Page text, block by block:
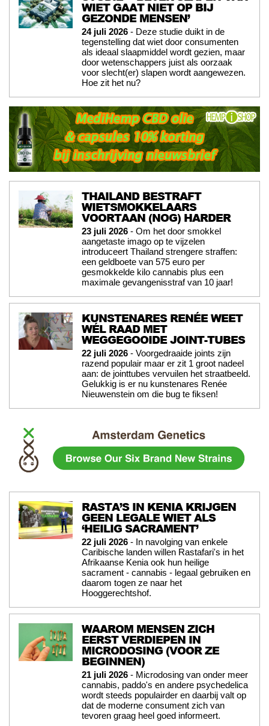
WIET GAAT NIET OP BIJ
GEZONDE MENSEN’
24 juli 2026 - Deze studie duikt in de
tegenstelling dat wiet door consumenten
als ideaal slaapmiddel wordt gezien, maar
door wetenschappers juist als oorzaak
voor slecht(er) slapen wordt aangewezen.
Hoe zit het nu?
THAILAND BESTRAFT
WIETSMOKKELAARS
VOORTAAN (NOG) HARDER
23 juli 2026 - Om het door smokkel
aangetaste imago op te vijzelen
introduceert Thailand strengere straffen:
een geldboete van 575 euro per
gesmokkelde kilo cannabis plus een
maximale gevangenisstraf van 10 jaar!
KUNSTENARES RENÉE WEET
WÉL RAAD MET
WEGGEGOOIDE JOINT-TUBES
22 juli 2026 - Voorgedraaide joints zijn
razend populair maar er zit 1 groot nadeel
aan: de jointtubes vervuilen het straatbeeld.
Gelukkig is er nu kunstenares Renée
Nieuwenstein om die bug te fiksen!
RASTA’S IN KENIA KRIJGEN
GEEN LEGALE WIET ALS
‘HEILIG SACRAMENT’
22 juli 2026 - In navolging van enkele
Caribische landen willen Rastafari's in het
Afrikaanse Kenia ook hun heilige
sacrament - cannabis - legaal gebruiken en
daarom togen ze naar het
Hooggerechtshof.
WAAROM MENSEN ZICH
EERST VERDIEPEN IN
MICRODOSING (VOOR ZE
BEGINNEN)
21 juli 2026 - Microdosing van onder meer
cannabis, paddo's en andere psychedelica
wordt steeds populairder en daarbij valt op
dat de moderne consument zich van
tevoren graag heel goed informeert.